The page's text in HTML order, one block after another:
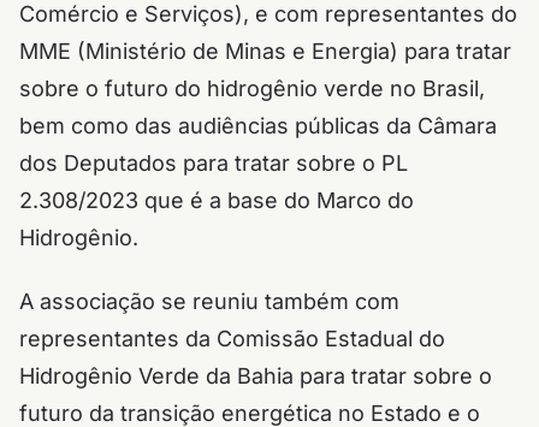
Comércio e Serviços), e com representantes do
MME (Ministério de Minas e Energia) para tratar
sobre o futuro do hidrogênio verde no Brasil,
bem como das audiências públicas da Câmara
dos Deputados para tratar sobre o PL
2.308/2023 que é a base do Marco do
Hidrogênio.
A associação se reuniu também com
representantes da Comissão Estadual do
Hidrogênio Verde da Bahia para tratar sobre o
futuro da transição energética no Estado e o